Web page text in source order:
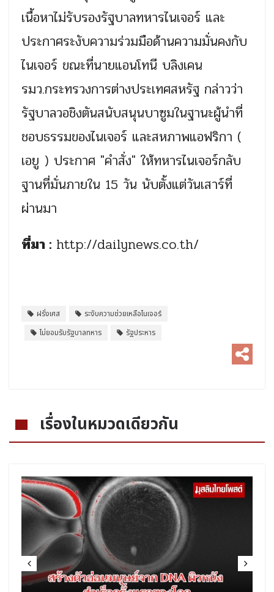
เนื้อหาไม่รับรองรัฐบาลทหารไนเจอร์ และ
ประกาศระงับความร่วมมือด้านความมั่นคงกับ
ไนเจอร์ ขณะที่นายแอนโทนี บลิงเคน
รมว.กระทรวงการต่างประเทศสหรัฐ กล่าวว่า
รัฐบาลวอชิงตันสนับสนุนบาซูมในฐานะผู้นำที่
ชอบธรรมของไนเจอร์ และสหภาพแอฟริกา (
เอยู ) ประกาศ "คำสั่ง" ให้ทหารไนเจอร์กลับ
ฐานที่มั่นภายใน 15 วัน นับตั้งแต่วันเสาร์ที่
ผ่านมา
ที่มา : http://dailynews.co.th/
ฝรั่งเศส
ระงับความช่วยเหลือไนเจอร์
ไม่ยอมรับรัฐบาลทหาร
รัฐประหาร
เรื่องในหมวดเดียวกัน